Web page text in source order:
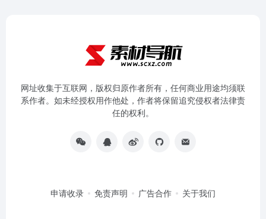
网址收集于互联网，版权归原作者所有，任何商业用途均须联
系作者。如未经授权用作他处，作者将保留追究侵权者法律责
任的权利。
申请收录 免责声明 广告合作 关于我们